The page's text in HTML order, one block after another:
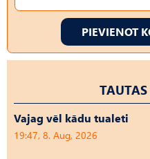
PIEVIENOT
Vajag vēl kādu tualeti
19:47, 8. Aug, 2026